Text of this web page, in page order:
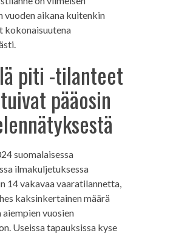
vuoden aikana kuitenkin
kokonaisuutena
piti -tilanteet
pääosin
suomalaisessa
ilmakuljetuksessa
14 vakavaa vaaratilannetta,
kaksinkertainen määrä
vuosien
Useissa tapauksissa kyse